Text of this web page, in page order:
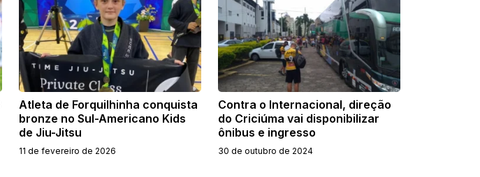
Atleta de Forquilhinha conquista
bronze no Sul-Americano Kids
de Jiu-Jitsu
11 de fevereiro de 2026
Contra o Internacional, direção
do Criciúma vai disponibilizar
ônibus e ingresso
30 de outubro de 2024